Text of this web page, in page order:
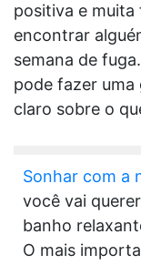
positiva e muita
encontrar
semana de
pode fazer
claro sobre o
Sonhar com a
você vai
banho
O mais